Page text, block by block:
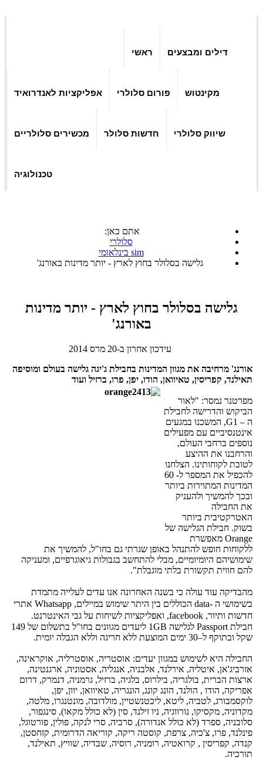
ראשי דילים ומבצעים
אפליקציות לאנדרואיד פורום סלולרי מקינטוש
מכשירים סלולריים חדשות סלולר שיווק סלולרי
טכנולוגיה
אתם כאן:
סלולרי
sim בינלאומי
גלישה בסלולר בחוץ לארץ - יותר מדינות באורנג'
גלישה בסלולר בחוץ לארץ - יותר מדינות
באורנג'
עידכון אחרון ב-20 מרס 2014
אורנג' מרחיבה את מגוון המדינות בחבילת ג'יגה גלישה בעולם ומוסיפה
תאילנד, קפריסין, טאיוואן, הודו, יפן, פרו, ברזיל ועוד
מפרטנר נמסר: "לאור
הביקוש והדרישה לחבילת
ה – G1, המשכנו במגעים
אינטנסיביים עם מפעילים
נוספים ברחבי העולם,
והרחבנו את ההיצע
לטובת לקוחותינו. הצלחנו
להכפיל את המספר ל- 60
המדינות המתוירות ביותר
ובכך להמשיך ולהעניק
את החבילה
האטרקטיבית ביותר
בשוק. חבילת הגלישה של
Orange מאפשרת
ללקוחות חופש להתנהל באופן שגרתי גם בחו"ל, להמשיך את
שימושיהם היומיומיים, מבלי להתחשב בגבולות גיאוגרפיים, ומעניקה
להם חווית תקשורת בלתי מוגבלת".
מהבדיקה עוד עולה כי בשנה האחרונה אנו עדים לעלייה מתמדת
בשימושי ה -data הכוללים בין היתר שימוש במיילים, Whatsapp אתרי
חדשות ותיור, facebook, ואפליקציות לשיחות על גבי האינטרנט.
חבילת Passport לגלישה 1GB ליעדים מגוונים בחו"ל בתשלום של 149
שקל ובתוקף ל–30 ימים המוצעת ללא חריגה וללא הגבלה יומית.
החבילה היא לשימוש במגוון יעדים: אוסטריה, אוסטרליה, אוקראינה,
אזרביג'אן, איטליה, אירלנד, אלבניה, אנגליה, אסטוניה, ארגנטינה,
ארצות הברית, בולגריה, בילרוס, בלגיה, ברזיל, גרמניה, דנמרק, דרום
אפריקה, הודו , הולנד, הונג קונג, הונגריה, טאיוואן, יוון, יפן,
לוקסמבורג, לטביה, ליטא, ליכטנשטיין, מולדובה, מונטנגרו, מלטה,
מקדוניה, מקסיקו, נורווגיה, ניו זילנד, סין (לא כולל מקאו), סינגפור,
סלובניה, ספרד (לא כולל אנדורה), סרביה, סרי לנקה, פולין, פורטוגל,
פינלנד, פרו, צ'כיה, צרפת, קוסטה ריקה, קוריאה הדרומית, קזחסטן,
קנדה, קפריסין , קרואטיה, רומניה, רוסיה, שבדיה, שוויץ, תאילנד,
תורכיה.